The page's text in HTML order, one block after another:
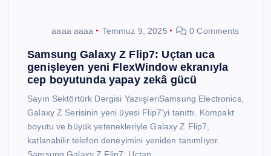
aaaa aaaa Temmuz 9, 2025 0 Comments
Samsung Galaxy Z Flip7: Uçtan uca
genişleyen yeni FlexWindow ekranıyla
cep boyutunda yapay zekâ gücü
Sayın Sektörtürk Dergisi YazıişleriSamsung Electronics,
Galaxy Z Serisinin yeni üyesi Flip7’yi tanıttı. Kompakt
boyutu ve büyük yetenekleriyle Galaxy Z Flip7,
katlanabilir telefon deneyimini yeniden tanımlıyor.